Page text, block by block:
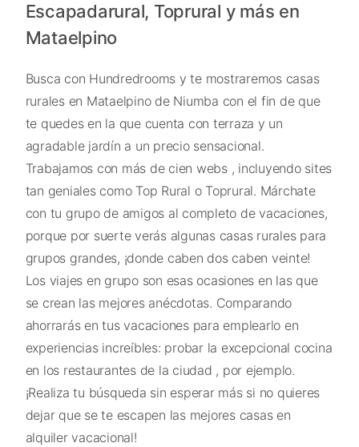
Escapadarural, Toprural y más en
Mataelpino
Busca con Hundredrooms y te mostraremos casas
rurales en Mataelpino de Niumba con el fin de que
te quedes en la que cuenta con terraza y un
agradable jardín a un precio sensacional.
Trabajamos con más de cien webs , incluyendo sites
tan geniales como Top Rural o Toprural. Márchate
con tu grupo de amigos al completo de vacaciones,
porque por suerte verás algunas casas rurales para
grupos grandes, ¡donde caben dos caben veinte!
Los viajes en grupo son esas ocasiones en las que
se crean las mejores anécdotas. Comparando
ahorrarás en tus vacaciones para emplearlo en
experiencias increíbles: probar la excepcional cocina
en los restaurantes de la ciudad , por ejemplo.
¡Realiza tu búsqueda sin esperar más si no quieres
dejar que se te escapen las mejores casas en
alquiler vacacional!